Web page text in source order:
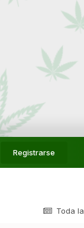
Registrarse
Toda